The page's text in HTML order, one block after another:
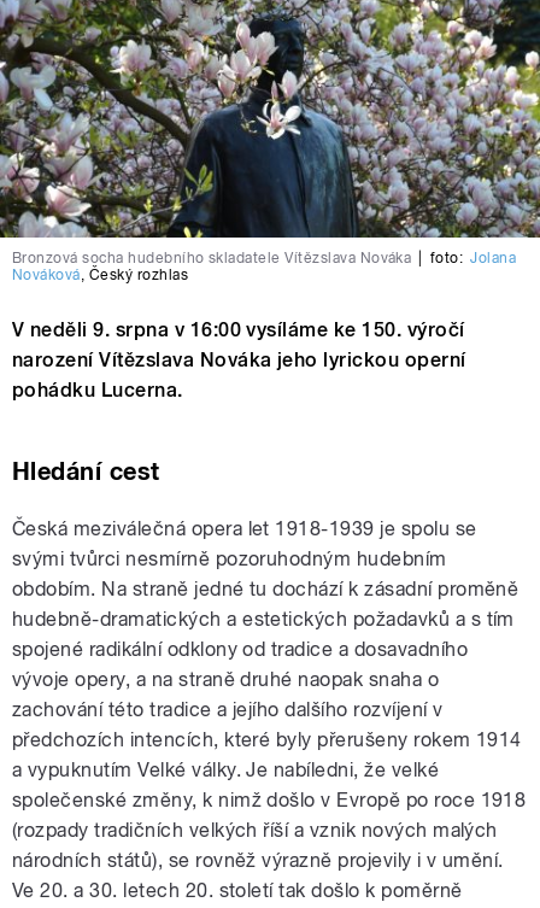
Bronzová socha hudebního skladatele Vítězslava Nováka foto: Jolana
Nováková, Český rozhlas
V neděli 9. srpna v 16:00 vysíláme ke 150. výročí
narození Vítězslava Nováka jeho lyrickou operní
pohádku Lucerna.
Hledání cest
Česká meziválečná opera let 1918-1939 je spolu se
svými tvůrci nesmírně pozoruhodným hudebním
obdobím. Na straně jedné tu dochází k zásadní proměně
hudebně-dramatických a estetických požadavků a s tím
spojené radikální odklony od tradice a dosavadního
vývoje opery, a na straně druhé naopak snaha o
zachování této tradice a jejího dalšího rozvíjení v
předchozích intencích, které byly přerušeny rokem 1914
a vypuknutím Velké války. Je nabíledni, že velké
společenské změny, k nimž došlo v Evropě po roce 1918
(rozpady tradičních velkých říší a vznik nových malých
národních států), se rovněž výrazně projevily i v umění.
Ve 20. a 30. letech 20. století tak došlo k poměrně